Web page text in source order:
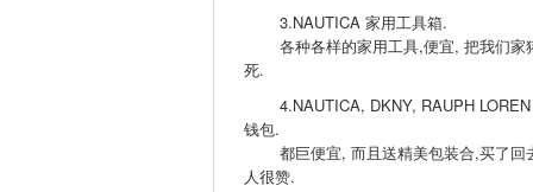
3.NAUTICA 家用工具箱.
各种各样的家用工具,便宜, 把我们家
死.
4.NAUTICA, DKNY, RAUPH
钱包.
都巨便宜, 而且送精美包装合,买了回
人很赞.